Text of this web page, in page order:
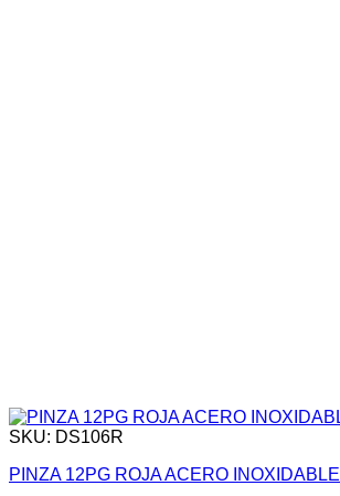
SKU: DS106R
PINZA 12PG ROJA ACERO INOXIDABLE